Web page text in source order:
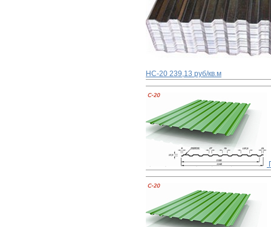
НС-20 239,13 руб/кв.м